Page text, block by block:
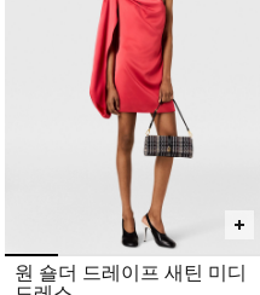
원 숄더 드레이프 새틴 미디